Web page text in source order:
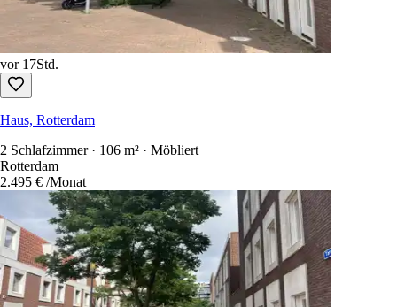
vor 17Std.
Haus, Rotterdam
2 Schlafzimmer · 106 m² · Möbliert
Rotterdam
2.495 € /Monat